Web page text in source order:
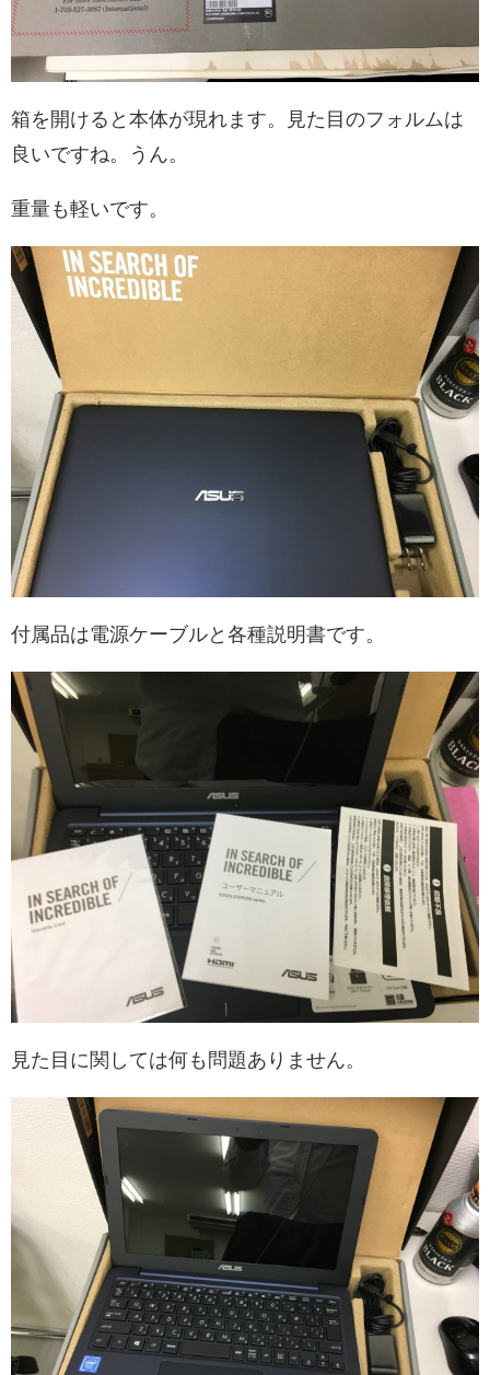
箱を開けると本体が現れます。見た目のフォルムは
良いですね。うん。
重量も軽いです。
付属品は電源ケーブルと各種説明書です。
見た目に関しては何も問題ありません。